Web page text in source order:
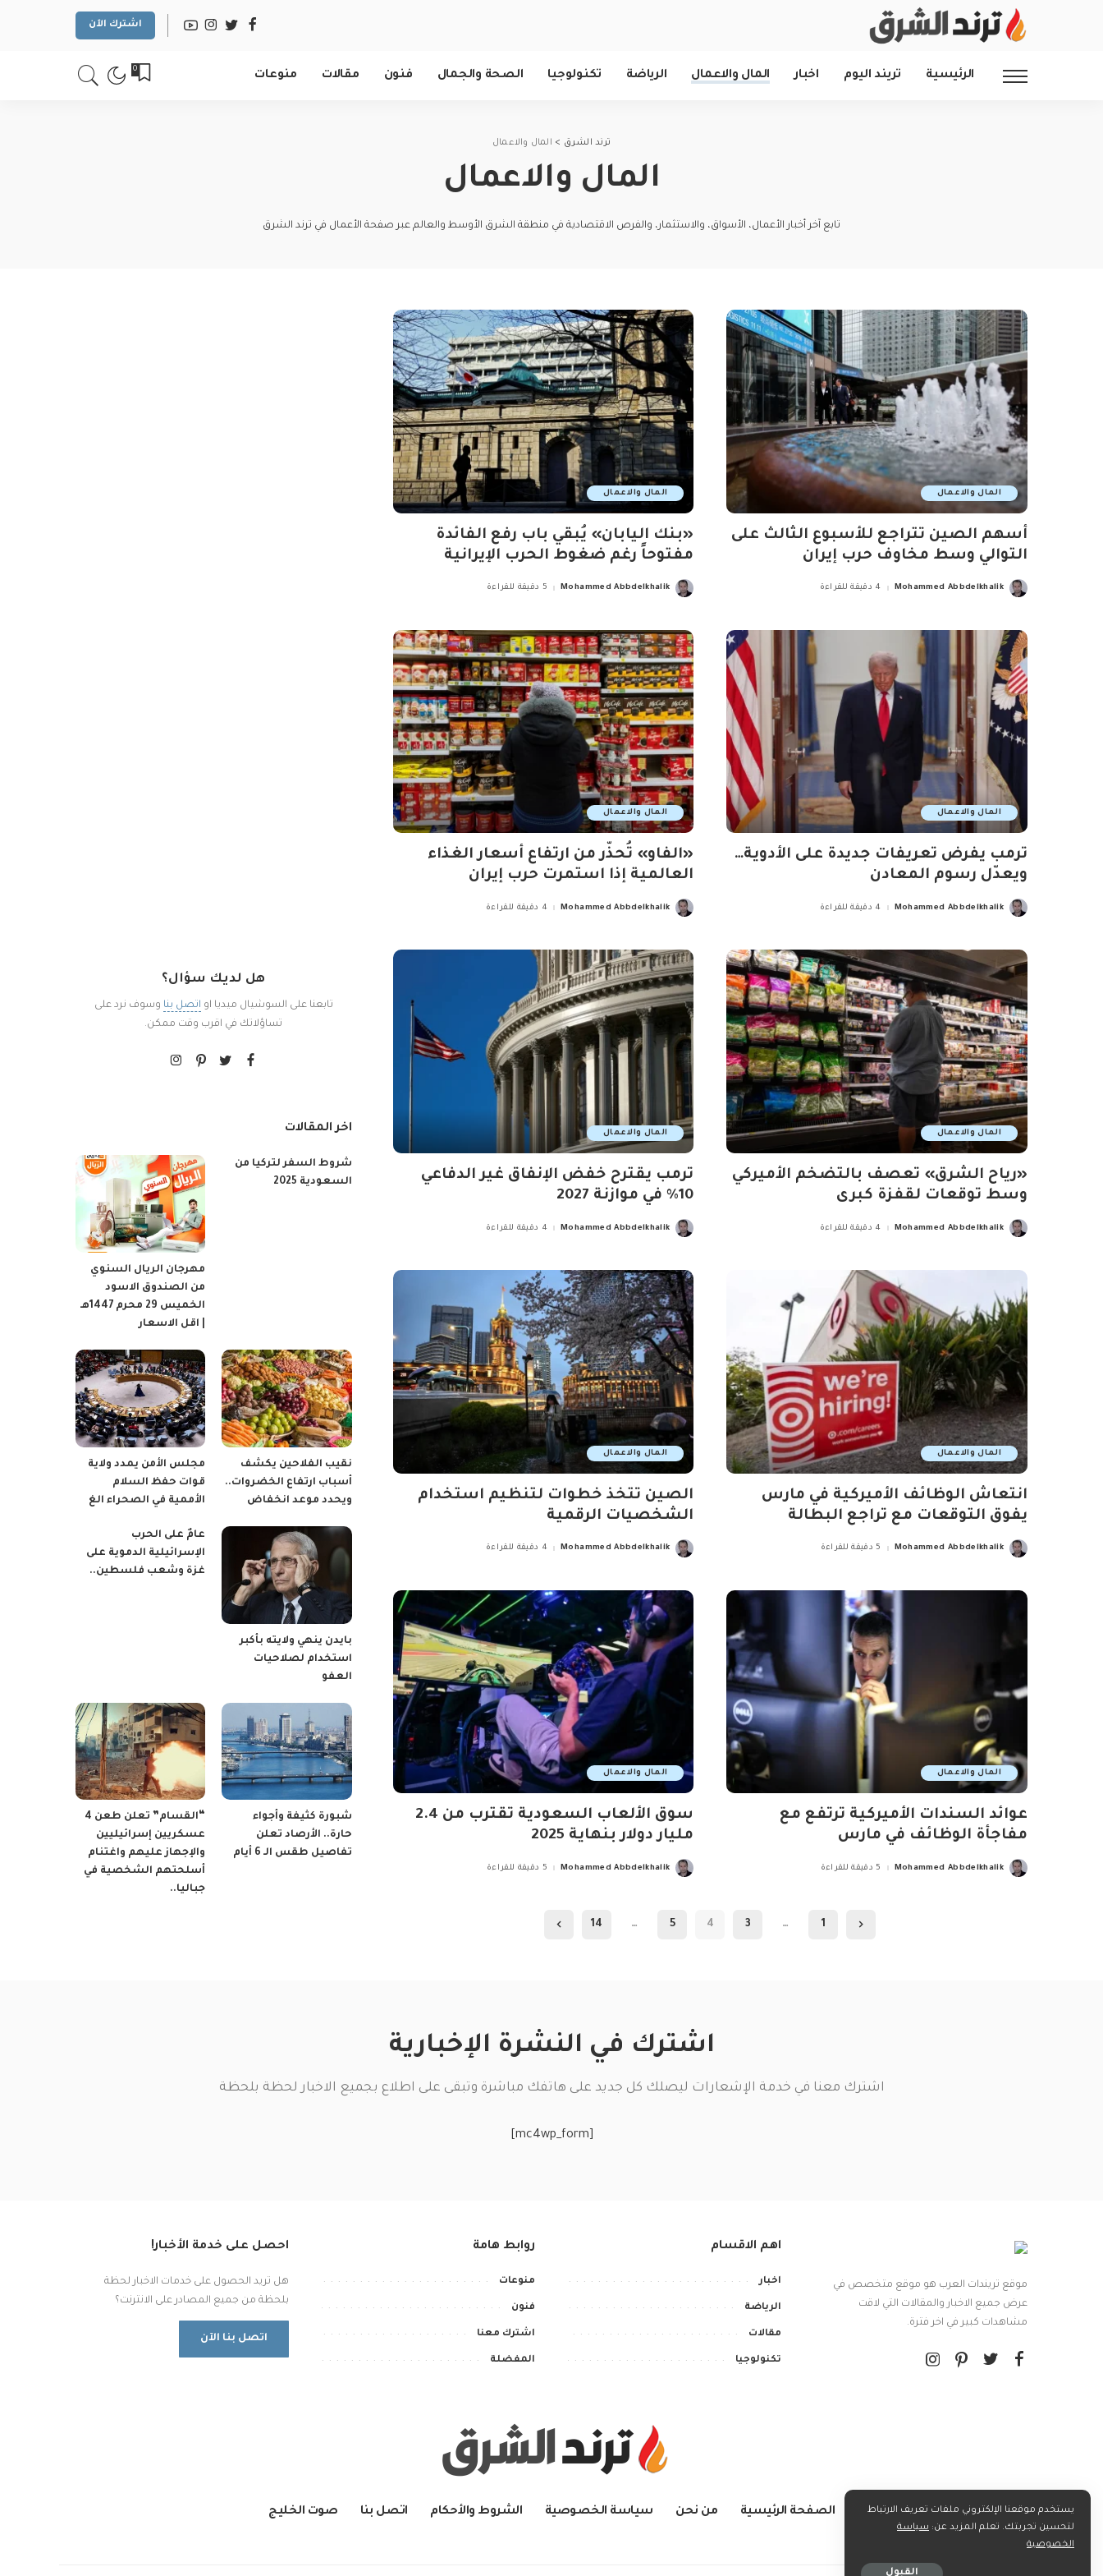
اشترك الآن
الرئيسية تريند اليوم اخبار المال والاعمال الرياضة تكنولوجيا الصحة والجمال فنون مقالات منوعات 0
ترند الشرق > المال والاعمال
المال والاعمال
تابع آخر أخبار الأعمال، الأسواق، والاستثمار، والفرص الاقتصادية في منطقة الشرق الأوسط والعالم عبر صفحة الأعمال في ترند الشرق
المال والاعمال
أسهم الصين تتراجع للأسبوع الثالث على
التوالي وسط مخاوف حرب إيران
Posted
by
Mohammed Abbdelkhalik 4 دقيقة للقراءة
المال والاعمال
«بنك اليابان» يُبقي باب رفع الفائدة
مفتوحاً رغم ضغوط الحرب الإيرانية
Posted
by
Mohammed Abbdelkhalik 5 دقيقة للقراءة
المال والاعمال
ترمب يفرض تعريفات جديدة على الأدوية…
ويعدّل رسوم المعادن
Posted
Mohammed Abbdelkhalik 4 دقيقة للقراءة
المال والاعمال
«الفاو» تُحذّر من ارتفاع أسعار الغذاء
العالمية إذا استمرت حرب إيران
Posted
Mohammed Abbdelkhalik 4 دقيقة للقراءة
المال والاعمال
«رياح الشرق» تعصف بالتضخم الأميركي
وسط توقعات لقفزة كبرى
Posted
Mohammed Abbdelkhalik 4 دقيقة للقراءة
المال والاعمال
ترمب يقترح خفض الإنفاق غير الدفاعي
10% في موازنة 2027
Posted
Mohammed Abbdelkhalik 4 دقيقة للقراءة
المال والاعمال
انتعاش الوظائف الأميركية في مارس
يفوق التوقعات مع تراجع البطالة
Posted
by
Mohammed Abbdelkhalik 5 دقيقة للقراءة
المال والاعمال
الصين تتخذ خطوات لتنظيم استخدام
الشخصيات الرقمية
Posted
by
Mohammed Abbdelkhalik 4 دقيقة للقراءة
المال والاعمال
عوائد السندات الأميركية ترتفع مع
مفاجأة الوظائف في مارس
Posted
Mohammed Abbdelkhalik 5 دقيقة للقراءة
المال والاعمال
سوق الألعاب السعودية تقترب من 2.4
مليار دولار بنهاية 2025
Posted
Mohammed Abbdelkhalik 5 دقيقة للقراءة
1
…
3
4
5
…
14
هل لديك سؤال؟
تابعنا على السوشيال ميديا او اتصل بنا وسوف نرد على
تساؤلاتك في اقرب وقت ممكن.
اخر المقالات
شروط السفر لتركيا من
السعودية 2025
مهرجان الريال السنوي
من الصندوق الاسود
الخميس 29 محرم 1447هـ
| اقل الاسعار
نقيب الفلاحين يكشف
أسباب ارتفاع الخضروات..
ويحدد موعد انخفاض
مجلس الأمن يمدد ولاية
قوات حفظ السلام
الأممية في الصحراء الغ
بايدن ينهي ولايته بأكبر
استخدام لصلاحيات
العفو
عامٌ على الحرب
الإسرائيلية الدموية على
غزة وشعب فلسطين..
شبورة كثيفة وأجواء
حارة.. الأرصاد تعلن
تفاصيل طقس الـ 6 أيام
“القسام” تعلن طعن 4
عسكريين إسرائيليين
والإجهاز عليهم واغتنام
أسلحتهم الشخصية في
جباليا..
اشترك في النشرة الإخبارية
اشترك معنا في خدمة الإشعارات ليصلك كل جديد على هاتفك مباشرة وتبقى على اطلاع بجميع الاخبار لحظة بلحظة
[mc4wp_form]
موقع تريندات العرب هو موقع متخصص في
عرض جميع الاخبار والمقالات التي لاقت
مشاهدات كبير في اخر فترة.
اهم الاقسام
اخبار
الرياضة
مقالات
تكنولوجيا
روابط هامة
منوعات
فنون
اشترك معنا
المفضلة
احصل على خدمة الأخبار!
هل تريد الحصول على خدمات الاخبار لحظة
بلحظة من جميع المصادر على الانترنت؟
اتصل بنا الآن
الصفحة الرئيسية من نحن سياسة الخصوصية الشروط والأحكام اتصل بنا صوت الخليج
يستخدم موقعنا الإلكتروني ملفات تعريف الارتباط
لتحسين تجربتك. تعلم المزيد عن: سياسة
الخصوصية
القبول